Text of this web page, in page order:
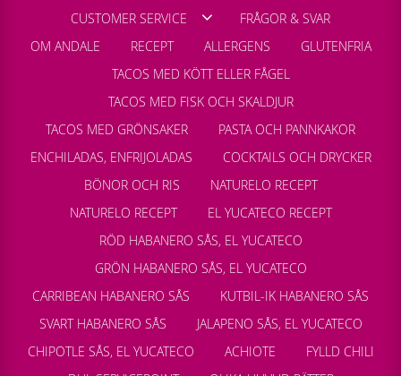
CUSTOMER SERVICE
FRÅGOR & SVAR
OM ANDALE
RECEPT ALLERGENS
GLUTENFRIA
TACOS MED KÖTT ELLER FÅGEL
TACOS MED FISK OCH SKALDJUR
TACOS MED GRÖNSAKER
PASTA OCH PANNKAKOR
ENCHILADAS, ENFRIJOLADAS
COCKTAILS OCH DRYCKER
BÖNOR OCH RIS
NATURELO RECEPT
NATURELO RECEPT
EL YUCATECO RECEPT
RÖD HABANERO SÅS, EL YUCATECO
GRÖN HABANERO SÅS, EL YUCATECO
CARRIBEAN HABANERO SÅS
KUTBIL-IK HABANERO SÅS
SVART HABANERO SÅS
JALAPENO SÅS, EL YUCATECO
CHIPOTLE SÅS, EL YUCATECO
ACHIOTE
FYLLD CHILI